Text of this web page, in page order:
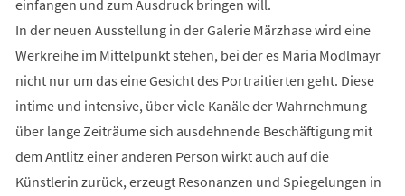
einfangen und zum Ausdruck bringen will.
In der neuen Ausstellung in der Galerie Märzhase wird eine
Werkreihe im Mittelpunkt stehen, bei der es Maria Modlmayr
nicht nur um das eine Gesicht des Portraitierten geht. Diese
intime und intensive, über viele Kanäle der Wahrnehmung
über lange Zeiträume sich ausdehnende Beschäftigung mit
dem Antlitz einer anderen Person wirkt auch auf die
Künstlerin zurück, erzeugt Resonanzen und Spiegelungen in